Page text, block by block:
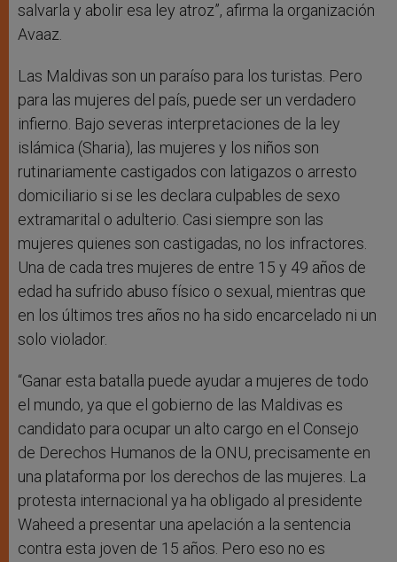
salvarla y abolir esa ley atroz”, afirma la organización
Avaaz.
Las Maldivas son un paraíso para los turistas. Pero
para las mujeres del país, puede ser un verdadero
infierno. Bajo severas interpretaciones de la ley
islámica (Sharia), las mujeres y los niños son
rutinariamente castigados con latigazos o arresto
domiciliario si se les declara culpables de sexo
extramarital o adulterio. Casi siempre son las
mujeres quienes son castigadas, no los infractores.
Una de cada tres mujeres de entre 15 y 49 años de
edad ha sufrido abuso físico o sexual, mientras que
en los últimos tres años no ha sido encarcelado ni un
solo violador.
“Ganar esta batalla puede ayudar a mujeres de todo
el mundo, ya que el gobierno de las Maldivas es
candidato para ocupar un alto cargo en el Consejo
de Derechos Humanos de la ONU, precisamente en
una plataforma por los derechos de las mujeres. La
protesta internacional ya ha obligado al presidente
Waheed a presentar una apelación a la sentencia
contra esta joven de 15 años. Pero eso no es